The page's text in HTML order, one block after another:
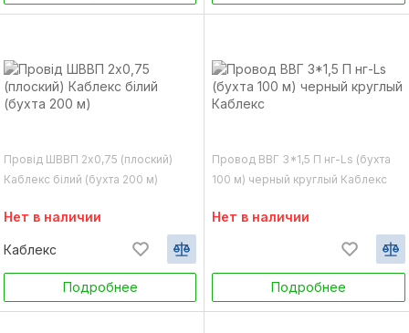
Провід ШВВП 2х0,75 (плоский)
Каблекс білий (бухта 200 м)
Нет в наличии
Каблекс
Подробнее
Провод ВВГ 3*1,5 П нг-Ls (бухта
100 м) черный круглый Каблекс
Нет в наличии
Подробнее